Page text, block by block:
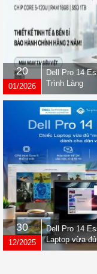
20
01/2026
Dell Pro 14
Trình Làng
30
12/2025
Dell Pro 14
Laptop vừa
nhẹ” dành